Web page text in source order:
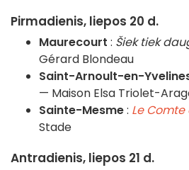
Pirmadienis, liepos 20 d.
Maurecourt : Šiek tiek
Gérard Blondeau
Saint-Arnoult-en-
— Maison Elsa Triolet-
Sainte-Mesme: Le
Stade
Antradienis, liepos 21 d.